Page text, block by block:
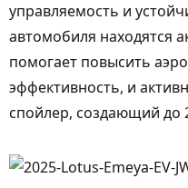
управляемость и
автомобиля находятся
помогает повысить
эффективность, и
спойлер, создающий до